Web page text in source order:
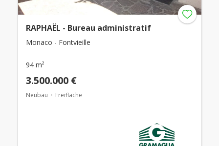
RAPHAËL - Bureau administratif
Monaco - Fontvieille
94 m²
3.500.000 €
Neubau Freifläche